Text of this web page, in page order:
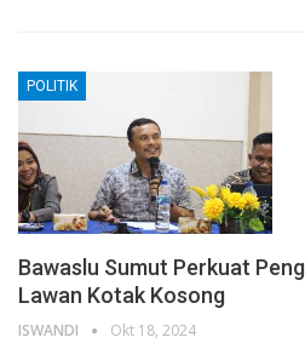
POLITIK
Bawaslu Sumut Perkuat
Lawan Kotak Kosong
ISWANDI Okt 18, 2024